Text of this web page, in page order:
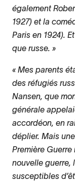
également
1927) et la
Paris en 1924).
que russe.
Mes parents
des réfugiés
Nansen, que
générale
accordéon, en
déplier. Mais
Première
nouvelle guerre,
susceptibles